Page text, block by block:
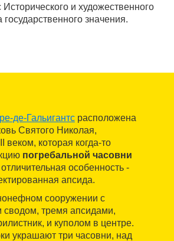
Исторического и художественного
государственного значения.
де-Гальигантс расположена
Святого Николая,
веком, которая когда-то
погребальной часовни
особенность -
апсида.
сооружении с
сводом, тремя апсидами,
и куполом в центре.
украшают три часовни, над